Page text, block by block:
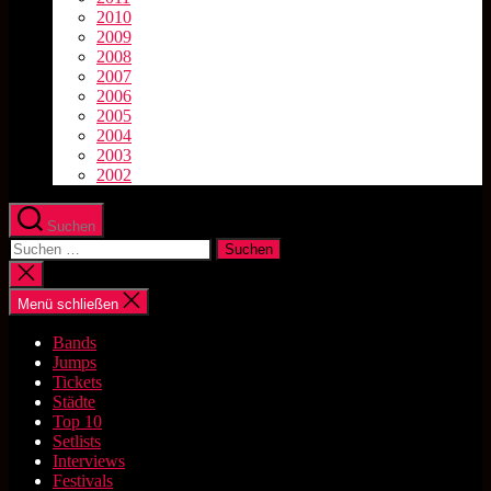
2010
2009
2008
2007
2006
2005
2004
2003
2002
Suchen
Suchen
nach:
Suche
schließen
Menü schließen
Bands
Jumps
Tickets
Städte
Top 10
Setlists
Interviews
Festivals